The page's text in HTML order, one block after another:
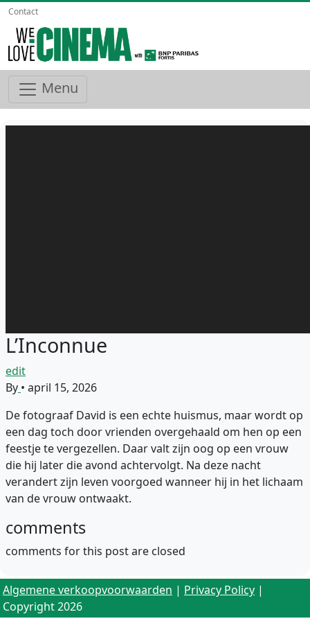
Contact
Menu
L’Inconnue
edit
By • april 15, 2026
De fotograaf David is een echte huismus, maar wordt op
een dag toch door vrienden overgehaald om hen op een
feestje te vergezellen. Daar valt zijn oog op een vrouw
die hij later die avond achtervolgt. Na deze nacht
verandert zijn leven voorgoed wanneer hij in het lichaam
van de vrouw ontwaakt.
comments
comments for this post are closed
Algemene verkoopvoorwaarden | Privacy Policy |
Copyright 2026